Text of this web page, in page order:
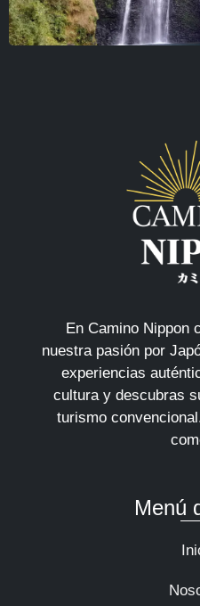
En Camino Nippon
nuestra pasión por
experiencias
cultura y descubras
turismo
Menú